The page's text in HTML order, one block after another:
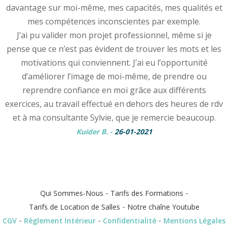
davantage sur moi-même, mes capacités, mes qualités et
mes compétences inconscientes par exemple.
J’ai pu valider mon projet professionnel, même si je
pense que ce n’est pas évident de trouver les mots et les
motivations qui conviennent. J’ai eu l’opportunité
d’améliorer l’image de moi-même, de prendre ou
reprendre confiance en moi grâce aux différents
exercices, au travail effectué en dehors des heures de rdv
et à ma consultante Sylvie, que je remercie beaucoup.
Kuider B. - 26-01-2021
Qui Sommes-Nous - Tarifs des Formations -
Tarifs de Location de Salles - Notre chaîne Youtube
CGV - Règlement Intérieur - Confidentialité - Mentions Légales